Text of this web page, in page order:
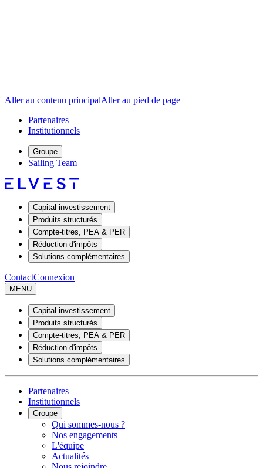
Aller au contenu principalAller au pied de page
Partenaires
Institutionnels
Groupe
Sailing Team
Capital investissement
Produits structurés
Compte-titres, PEA & PER
Réduction d'impôts
Solutions complémentaires
ContactConnexion
MENU
Capital investissement
Produits structurés
Compte-titres, PEA & PER
Réduction d'impôts
Solutions complémentaires
Partenaires
Institutionnels
Groupe
Qui sommes-nous ?
Nos engagements
L'équipe
Actualités